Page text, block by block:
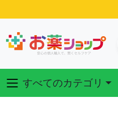
すべてのカテゴリ